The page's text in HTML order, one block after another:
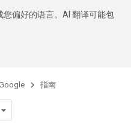
您偏好的语言。AI 翻译可能包
指南